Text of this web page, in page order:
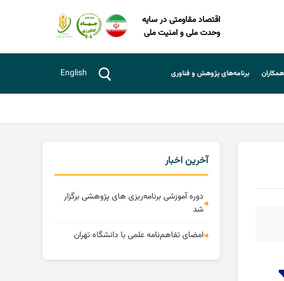
اقتصاد مقاومتی در سایه
وحدت ملی و امنیت ملی
برنامه‌های پژوهش و فناوری English
آخرین اخبار
دوره آموزشی برنامه‌ریزی های پژوهشی برگزار
شد
امضای تفاهم‌نامه علمی با دانشگاه تهران